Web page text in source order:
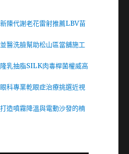
陳代謝老花雷射推薦LBV苗
醫洗臉幫助松山區當舖施工
乳抽脂SILK肉毒桿菌權威高
科專業乾眼症治療挑選近視
造噴霧降溫與電動沙發的楠